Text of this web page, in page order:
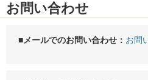
お問い合わせ
■メールでのお問い合わせ： お問